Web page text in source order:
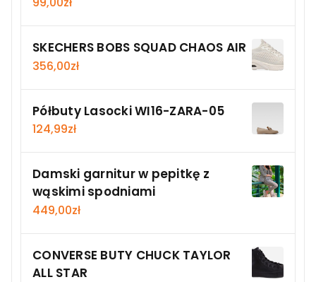
SKECHERS BOBS SQUAD CHAOS AIR
356,00zł
Półbuty Lasocki WI16-ZARA-05
124,99zł
Damski garnitur w pepitkę z
wąskimi spodniami
449,00zł
CONVERSE BUTY CHUCK TAYLOR
ALL STAR